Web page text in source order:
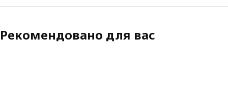
Рекомендовано для вас